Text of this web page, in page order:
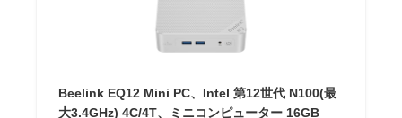
Beelink EQ12 Mini PC、Intel 第12世代 N100(最
大3.4GHz) 4C/4T、ミニコンピューター 16GB